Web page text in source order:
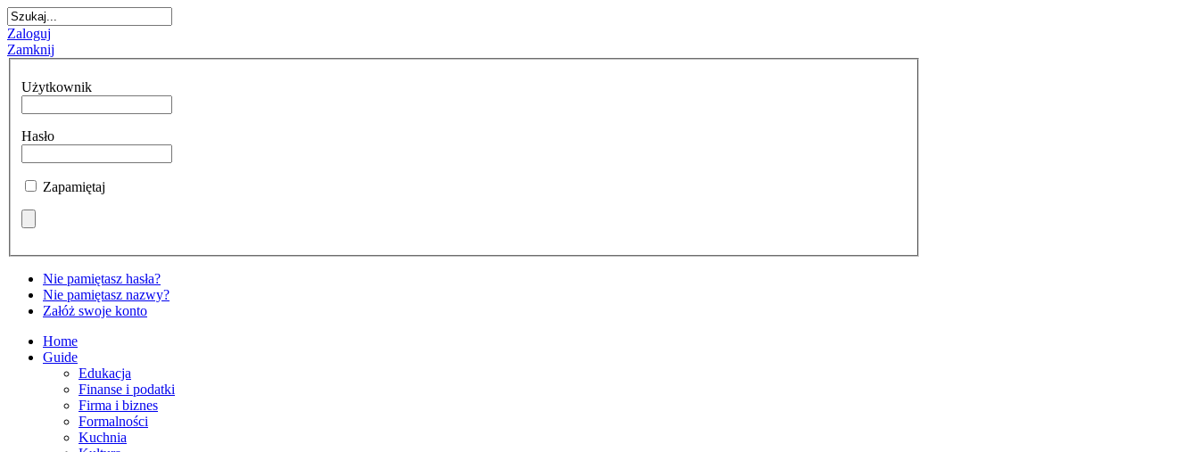
Zaloguj
Zamknij
Użytkownik
Hasło
Zapamiętaj
Nie pamiętasz hasła?
Nie pamiętasz nazwy?
Załóż swoje konto
Home
Guide
Edukacja
Finanse i podatki
Firma i biznes
Formalności
Kuchnia